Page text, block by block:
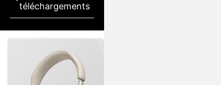
téléchargements